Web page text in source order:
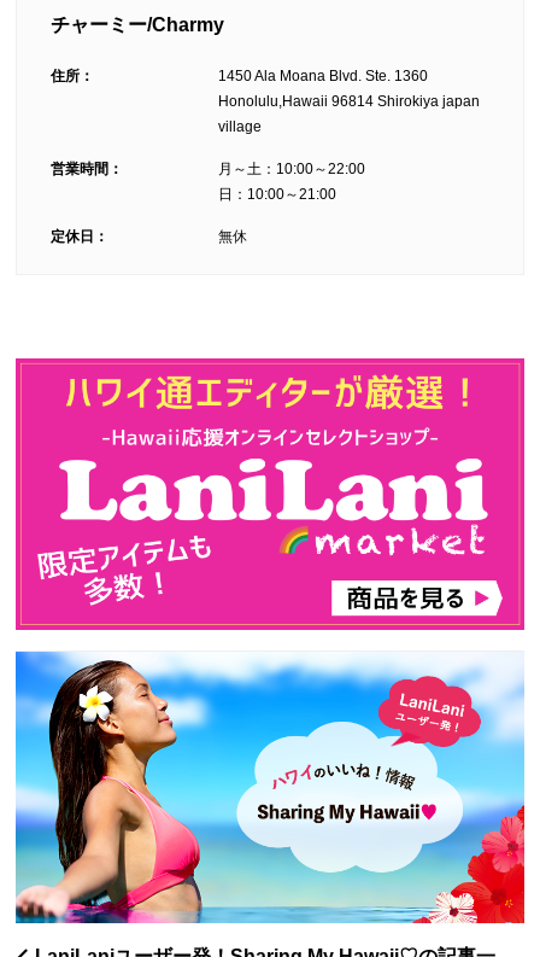
チャーミー/Charmy
住所：
1450 Ala Moana Blvd. Ste. 1360
Honolulu,Hawaii 96814 Shirokiya japan
village
営業時間：
月～土：10:00～22:00
日：10:00～21:00
定休日： 無休